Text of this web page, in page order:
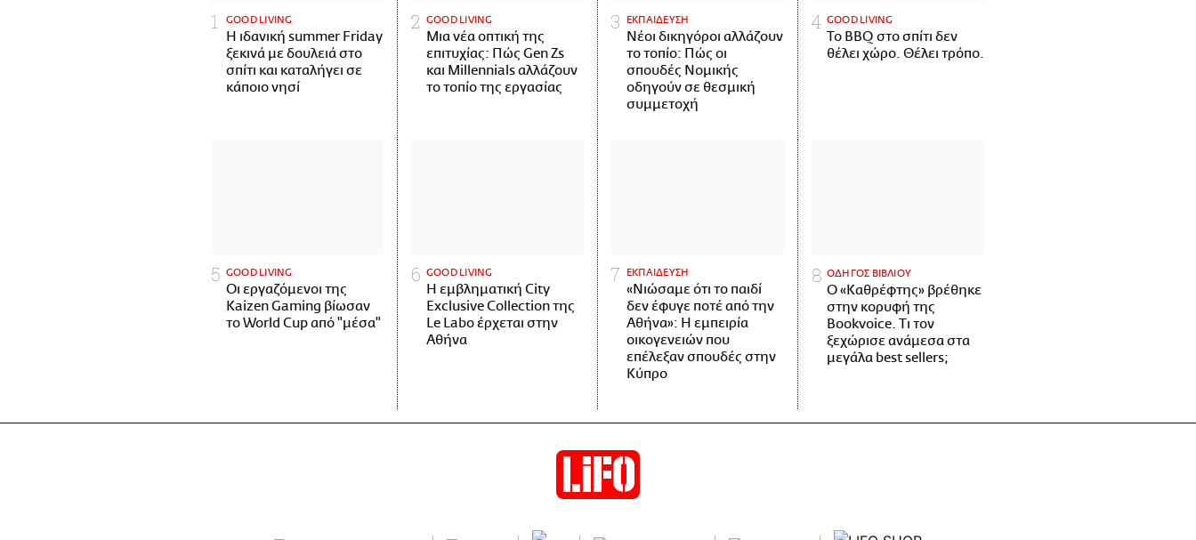
GOOD LIVING
Η ιδανική summer Friday
ξεκινά με δουλειά στο
σπίτι και καταλήγει σε
κάποιο νησί
GOOD LIVING
Μια νέα οπτική της
επιτυχίας: Πώς Gen Zs
και Millennials αλλάζουν
το τοπίο της εργασίας
ΕΚΠΑΙΔΕΥΣΗ
Νέοι δικηγόροι αλλάζουν
το τοπίο: Πώς οι
σπουδές Νομικής
οδηγούν σε θεσμική
συμμετοχή
GOOD LIVING
Το BBQ στο σπίτι δεν
θέλει χώρο. Θέλει τρόπο.
GOOD LIVING
Οι εργαζόμενοι της
Kaizen Gaming βίωσαν
το World Cup από "μέσα"
GOOD LIVING
Η εμβληματική City
Exclusive Collection της
Le Labo έρχεται στην
Αθήνα
ΕΚΠΑΙΔΕΥΣΗ
«Νιώσαμε ότι το παιδί
δεν έφυγε ποτέ από την
Αθήνα»: Η εμπειρία
οικογενειών που
επέλεξαν σπουδές στην
Κύπρο
ΟΔΗΓΟΣ ΒΙΒΛΙΟΥ
Ο «Καθρέφτης» βρέθηκε
στην κορυφή της
Bookvoice. Τι τον
ξεχώρισε ανάμεσα στα
μεγάλα best sellers;